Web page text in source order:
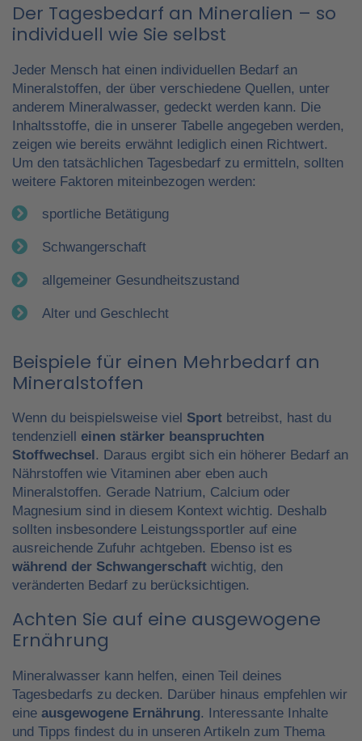
Der Tagesbedarf an Mineralien – so
individuell wie Sie selbst
Jeder Mensch hat einen individuellen Bedarf an
Mineralstoffen, der über verschiedene Quellen, unter
anderem Mineralwasser, gedeckt werden kann. Die
Inhaltsstoffe, die in unserer Tabelle angegeben werden,
zeigen wie bereits erwähnt lediglich einen Richtwert.
Um den tatsächlichen Tagesbedarf zu ermitteln, sollten
weitere Faktoren miteinbezogen werden:
sportliche Betätigung
Schwangerschaft
allgemeiner Gesundheitszustand
Alter und Geschlecht
Beispiele für einen Mehrbedarf an
Mineralstoffen
Wenn du beispielsweise viel Sport betreibst, hast du
tendenziell einen stärker beanspruchten
Stoffwechsel. Daraus ergibt sich ein höherer Bedarf an
Nährstoffen wie Vitaminen aber eben auch
Mineralstoffen. Gerade Natrium, Calcium oder
Magnesium sind in diesem Kontext wichtig. Deshalb
sollten insbesondere Leistungssportler auf eine
ausreichende Zufuhr achtgeben. Ebenso ist es
während der Schwangerschaft wichtig, den
veränderten Bedarf zu berücksichtigen.
Achten Sie auf eine ausgewogene
Ernährung
Mineralwasser kann helfen, einen Teil deines
Tagesbedarfs zu decken. Darüber hinaus empfehlen wir
eine ausgewogene Ernährung. Interessante Inhalte
und Tipps findest du in unseren Artikeln zum Thema